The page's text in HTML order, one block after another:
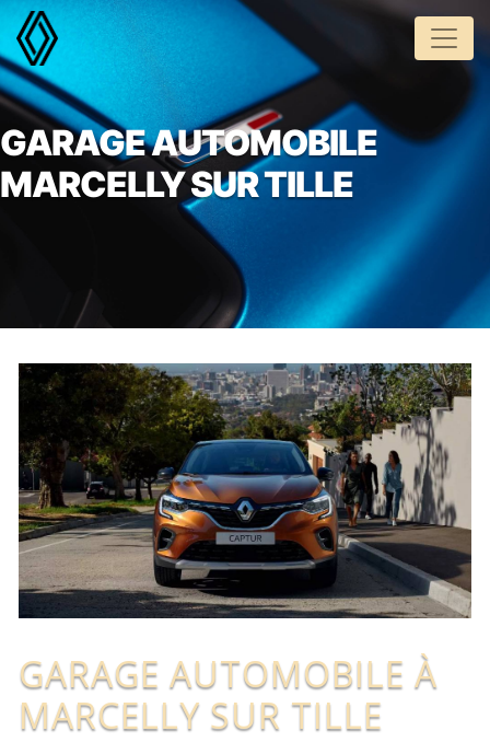
Panneau de gestion des cookies
GARAGE AUTOMOBILE
MARCELLY SUR TILLE
GARAGE AUTOMOBILE À
MARCELLY SUR TILLE